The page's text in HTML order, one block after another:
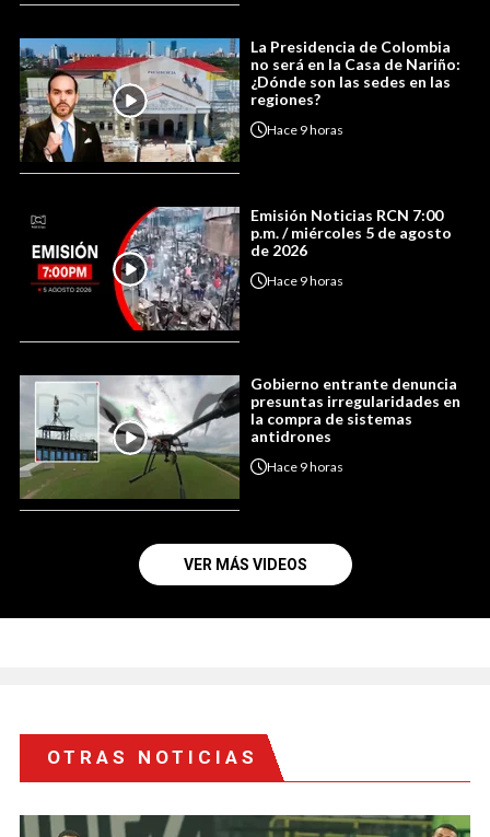
La Presidencia de Colombia
no será en la Casa de Nariño:
¿Dónde son las sedes en las
regiones?
Hace 9 horas
Emisión Noticias RCN 7:00
p.m. / miércoles 5 de agosto
de 2026
Hace 9 horas
Gobierno entrante denuncia
presuntas irregularidades en
la compra de sistemas
antidrones
Hace 9 horas
VER MÁS VIDEOS
OTRAS NOTICIAS